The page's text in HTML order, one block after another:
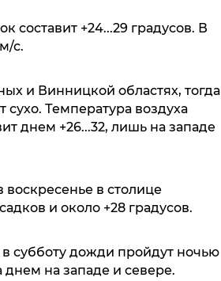
составит +24...29 градусов. В
с.
и Винницкой областях, тогда
сухо. Температура воздуха
днем +26...32, лишь на западе
в столице
и около +28 градусов.
субботу дожди пройдут ночью
днем на западе и севере.